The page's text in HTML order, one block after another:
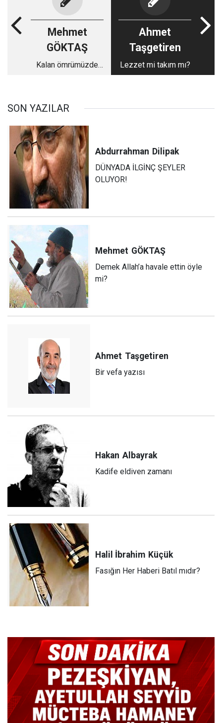
Mehmet
GÖKTAŞ
Kalan ömrümüzde
Ahmet
Taşgetiren
Lezzet mi takım mı?
SON YAZILAR
Abdurrahman Dilipak
DÜNYADA İLGİNÇ ŞEYLER
OLUYOR!
Mehmet GÖKTAŞ
Demek Allah’a havale ettin öyle
mi?
Ahmet Taşgetiren
Bir vefa yazısı
Hakan Albayrak
Kadife eldiven zamanı
Halil İbrahim Küçük
Fasığın Her Haberi Batıl mıdır?